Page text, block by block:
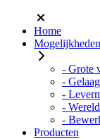
Home
Mogelijkheden
- Grote
-
-
-
-
Producten